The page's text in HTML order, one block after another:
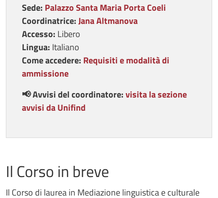
Sede: Palazzo Santa Maria Porta Coeli
Coordinatrice:Jana Altmanova
Accesso: Libero
Lingua: Italiano
Come accedere: Requisiti e modalità di
ammissione
📢 Avvisi del coordinatore:visita la sezione
avvisi da Unifind
Il Corso in breve
Il Corso di laurea in Mediazione linguistica e culturale